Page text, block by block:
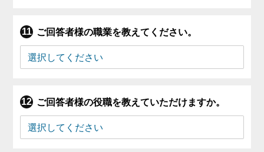
ご回答者様の職業を教えてください。
ご回答者様の役職を教えていただけますか。